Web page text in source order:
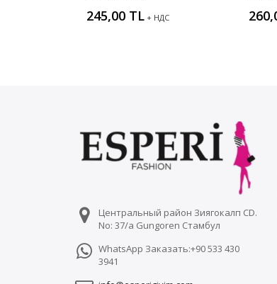
245,00 TL + НДС
Центральный район Зиягокалп CD.
No: 37/a Gungoren Стамбул
WhatsApp Заказать:+90 533 430
3941